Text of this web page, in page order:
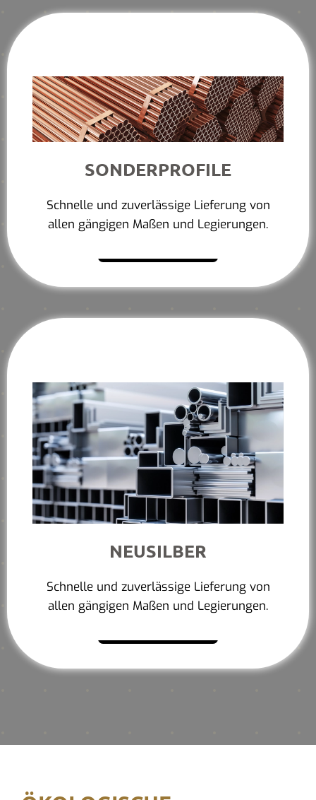
SONDERPROFILE
Schnelle und zuverlässige Lieferung von
allen gängigen Maßen und Legierungen.
NEUSILBER
Schnelle und zuverlässige Lieferung von
allen gängigen Maßen und Legierungen.